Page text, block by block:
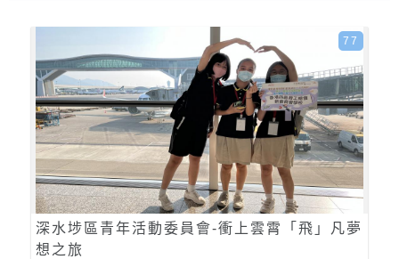
深水埗區青年活動委員會-衝上雲霄「飛」凡夢
想之旅
77